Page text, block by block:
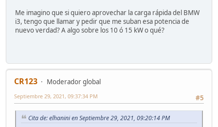
Me imagino que si quiero aprovechar la carga rápida del BMW
i3, tengo que llamar y pedir que me suban esa potencia de
nuevo verdad? A algo sobre los 10 ó 15 kW o qué?
CR123
Moderador global
#5
Septiembre 29, 2021, 09:37:34 PM
Cita de: elhanini en Septiembre 29, 2021, 09:20:14 PM